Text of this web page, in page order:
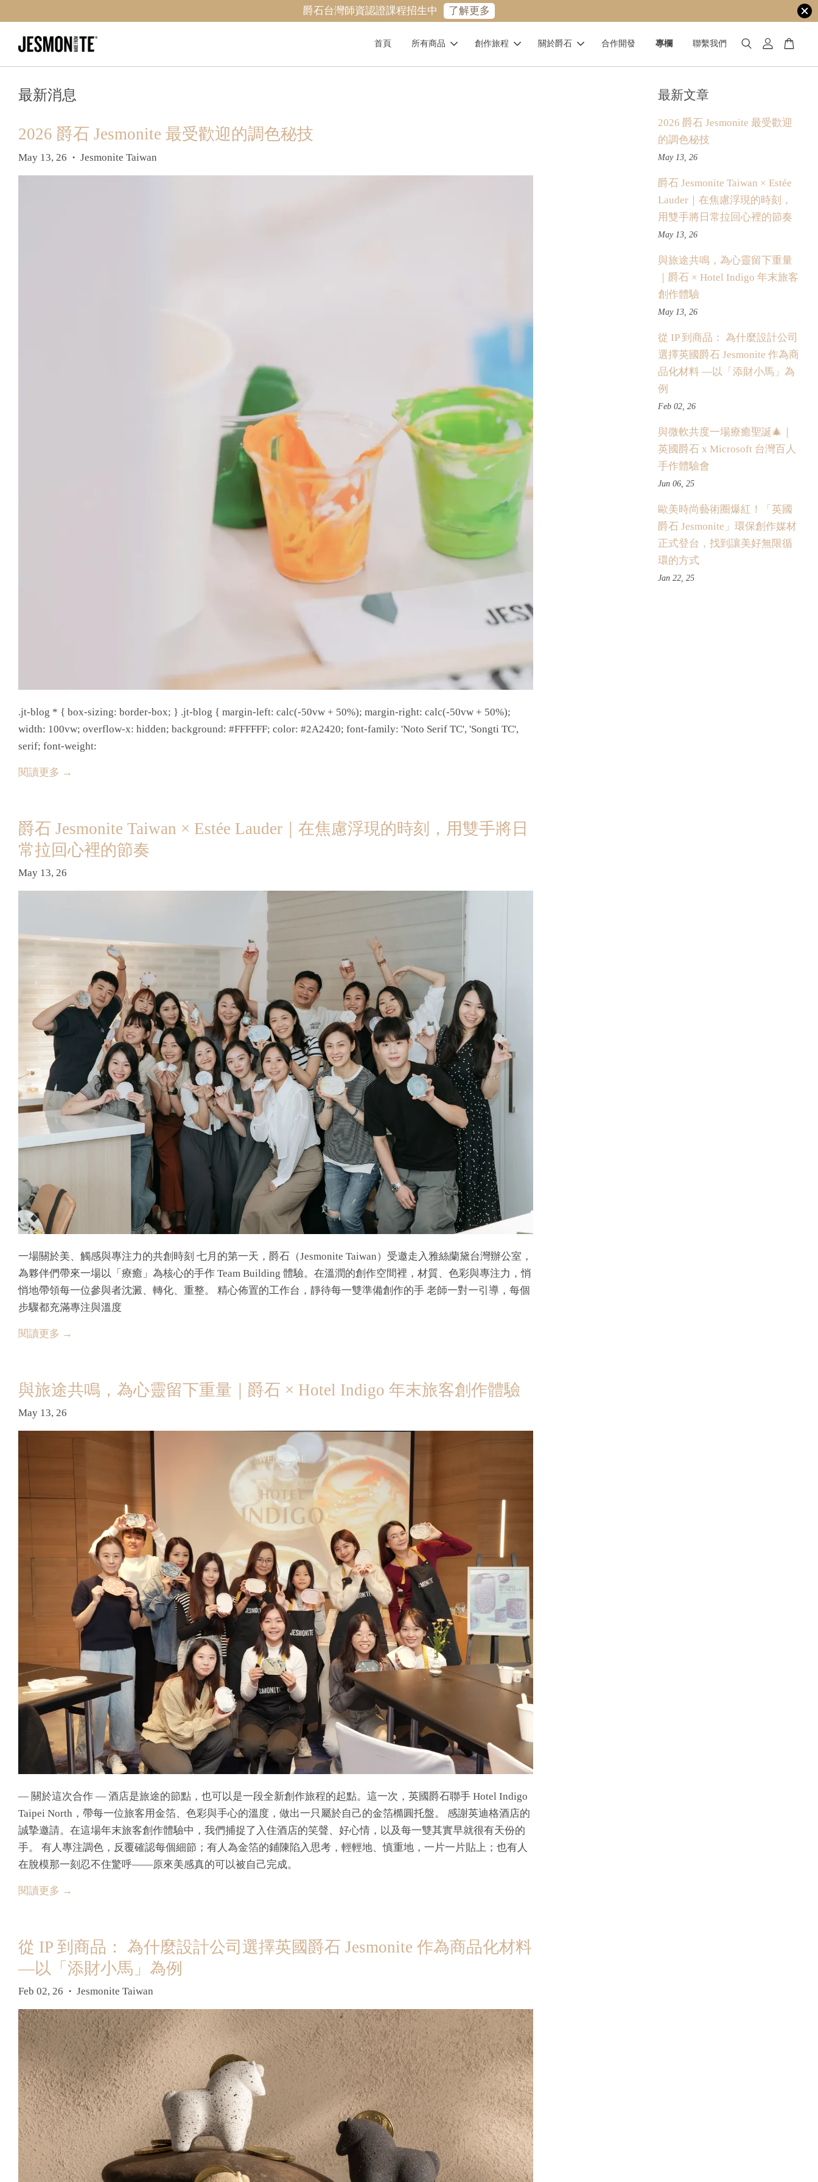
爵石台灣師資認證課程招生中 了解更多
首頁 所有商品 創作旅程 關於爵石 合作開發 專欄 聯繫我們
最新消息
2026 爵石 Jesmonite 最受歡迎的調色秘技
May 13, 26 • Jesmonite Taiwan
.jt-blog * { box-sizing: border-box; } .jt-blog { margin-left: calc(-50vw + 50%); margin-right: calc(-50vw + 50%);
width: 100vw; overflow-x: hidden; background: #FFFFFF; color: #2A2420; font-family: 'Noto Serif TC', 'Songti TC',
serif; font-weight:
閱讀更多 →
爵石 Jesmonite Taiwan × Estée Lauder｜在焦慮浮現的時刻，用雙手將日
常拉回心裡的節奏
May 13, 26
一場關於美、觸感與專注力的共創時刻 七月的第一天，爵石（Jesmonite Taiwan）受邀走入雅絲蘭黛台灣辦公室，
為夥伴們帶來一場以「療癒」為核心的手作 Team Building 體驗。在溫潤的創作空間裡，材質、色彩與專注力，悄
悄地帶領每一位參與者沈澱、轉化、重整。 精心佈置的工作台，靜待每一雙準備創作的手 老師一對一引導，每個
步驟都充滿專注與溫度 ​
閱讀更多 →
與旅途共鳴，為心靈留下重量｜爵石 × Hotel Indigo 年末旅客創作體驗
May 13, 26
— 關於這次合作 — 酒店是旅途的節點，也可以是一段全新創作旅程的起點。這一次，英國爵石聯手 Hotel Indigo
Taipei North，帶每一位旅客用金箔、色彩與手心的溫度，做出一只屬於自己的金箔橢圓托盤。 感謝英迪格酒店的
誠摯邀請。在這場年末旅客創作體驗中，我們捕捉了入住酒店的笑聲、好心情，以及每一雙其實早就很有天份的
手。 有人專注調色，反覆確認每個細節；有人為金箔的鋪陳陷入思考，輕輕地、慎重地，一片一片貼上；也有人
在脫模那一刻忍不住驚呼——原來美感真的可以被自己完成。
閱讀更多 →
從 IP 到商品： 為什麼設計公司選擇英國爵石 Jesmonite 作為商品化材料
—以「添財小馬」為例
Feb 02, 26 • Jesmonite Taiwan
最新文章
2026 爵石 Jesmonite 最受歡迎
的調色秘技
May 13, 26
爵石 Jesmonite Taiwan × Estée
Lauder｜在焦慮浮現的時刻，
用雙手將日常拉回心裡的節奏
May 13, 26
與旅途共鳴，為心靈留下重量
｜爵石 × Hotel Indigo 年末旅客
創作體驗
May 13, 26
從 IP 到商品： 為什麼設計公司
選擇英國爵石 Jesmonite 作為商
品化材料 —以「添財小馬」為
例
Feb 02, 26
與微軟共度一場療癒聖誕🎄｜
英國爵石 x Microsoft 台灣百人
手作體驗會
Jun 06, 25
歐美時尚藝術圈爆紅！「英國
爵石 Jesmonite」環保創作媒材
正式登台，找到讓美好無限循
環的方式
Jan 22, 25